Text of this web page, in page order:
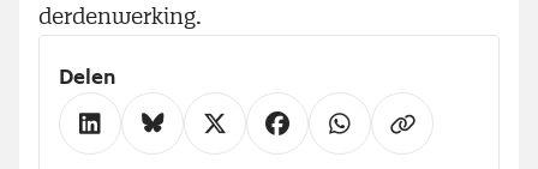
derdenwerking.
Delen